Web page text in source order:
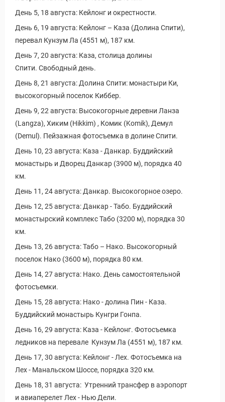
Новости и Отчеты
День 5, 18 августа: Кейлонг и окрестности.
День 6, 19 августа: Кейлонг – Каза (Долина Спити),
перевал Кунзум Ла (4551 м), 187 км.
День 7, 20 августа: Каза, столица долины
Спити. Свободный день.
День 8, 21 августа: Долина Спити: монастыри Ки,
высокогорный поселок Киббер.
День 9, 22 августа: Высокогорные деревни Ланза
(Langza), Хиким (Hikkim) , Комик (Komik), Демул
(Demul). Пейзажная фотосъемка в долине Спити.
День 10, 23 августа: Каза - Данкар. Буддийский
монастырь и Дворец Данкар (3900 м), порядка 40
км.
День 11, 24 августа: Данкар. Высокогорное озеро.
День 12, 25 августа: Данкар - Табо. Буддийский
монастырский комплекс Табо (3200 м), порядка 30
км.
День 13, 26 августа: Табо – Нако. Высокогорный
поселок Нако (3600 м), порядка 80 км.
День 14, 27 августа: Нако. День самостоятельной
фотосъемки.
День 15, 28 августа: Нако - долина Пин - Каза.
Буддийский монастырь Кунгри Гонпа.
День 16, 29 августа: Каза - Кейлонг. Фотосъемка
ледников на перевале Кунзум Ла (4551 м), 187 км.
День 17, 30 августа: Кейлонг - Лех. Фотосъемка на
Лех - Манальском Шоссе, порядка 320 км.
День 18, 31 августа: Утренний трансфер в аэропорт
и авиаперелет Лех - Нью Дели.